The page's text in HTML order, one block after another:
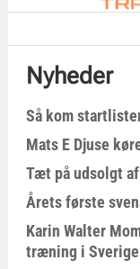
Nyheder
Så kom
Mats E Djuse
Tæt på udsolgt
Årets første
Karin Walter
træning i Sverige